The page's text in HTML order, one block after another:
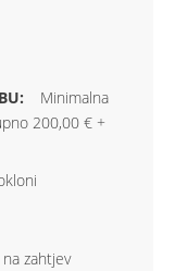
Minimalna
200,00 € +
zahtjev